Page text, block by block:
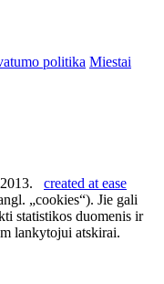
politika Miestai
2013. created at ease
„cookies“). Jie gali
statistikos duomenis ir
lankytojui atskirai.